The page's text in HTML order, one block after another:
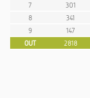
7
301
8
341
9
147
OUT
2818